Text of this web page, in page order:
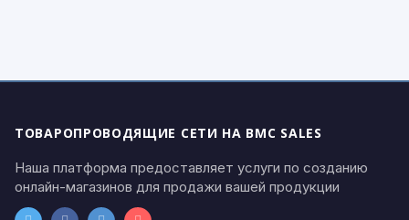
ТОВАРОПРОВОДЯЩИЕ СЕТИ НА BMC SALES
Наша платформа предоставляет услуги по созданию
онлайн-магазинов для продажи вашей продукции